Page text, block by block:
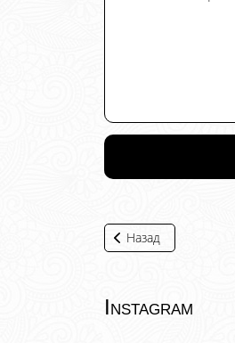
Назад
Instagram